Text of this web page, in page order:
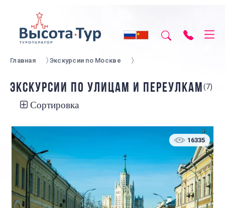
Главная Экскурсии по Москве
ЭКСКУРСИИ ПО УЛИЦАМ И ПЕРЕУЛКАМ(7)
Сортировка
16335